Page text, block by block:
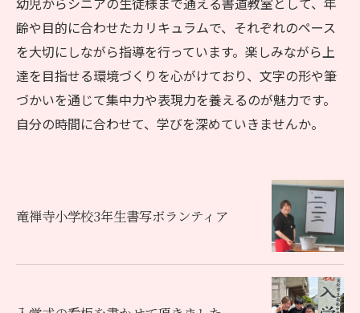
齢や目的に合わせたカリキュラムで、それぞれのペース
を大切にしながら指導を行っています。楽しみながら上
達を目指せる環境づくりを心がけており、文字の形や筆
づかいを通じて集中力や表現力を養えるのが魅力です。
自分の時間に合わせて、学びを深めていきませんか。
竜禅寺小学校3年生書写ボランティア